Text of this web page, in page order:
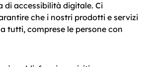
di accessibilità digitale. Ci
che i nostri prodotti e servizi
tutti, comprese le persone con